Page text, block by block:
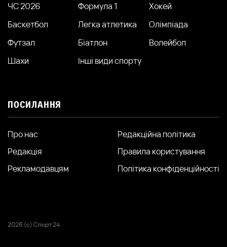
ЧС 2026
Формула 1
Хокей
Баскетбол
Легка атлетика
Олімпіада
Футзал
Біатлон
Волейбол
Шахи
Інші види спорту
ПОСИЛАННЯ
Про нас
Редакція
Рекламодавцям
Редакційна політика
Правила користування
Політика конфіденційності
2026 (с) Спорт 24